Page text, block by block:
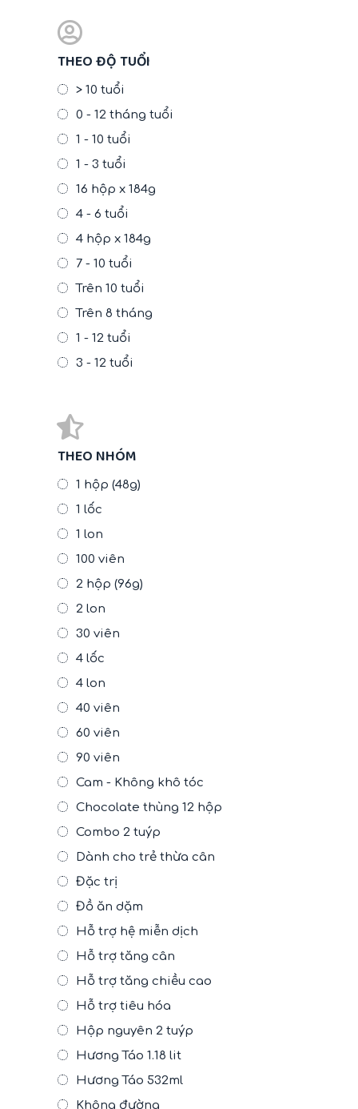
THEO ĐỘ TUỔI
> 10 tuổi
0 - 12 tháng tuổi
1 - 10 tuổi
1 - 3 tuổi
16 hộp x 184g
4 - 6 tuổi
4 hộp x 184g
7 - 10 tuổi
Trên 10 tuổi
Trên 8 tháng
1 - 12 tuổi
3 - 12 tuổi
THEO NHÓM
1 hộp (48g)
1 lốc
1 lon
100 viên
2 hộp (96g)
2 lon
30 viên
4 lốc
4 lon
40 viên
60 viên
90 viên
Cam - Không khô tóc
Chocolate thùng 12 hộp
Combo 2 tuýp
Dành cho trẻ thừa cân
Đặc trị
Đồ ăn dặm
Hỗ trợ hệ miễn dịch
Hỗ trợ tăng cân
Hỗ trợ tăng chiều cao
Hỗ trợ tiêu hóa
Hộp nguyên 2 tuýp
Hương Táo 1.18 lit
Hương Táo 532ml
Không đường